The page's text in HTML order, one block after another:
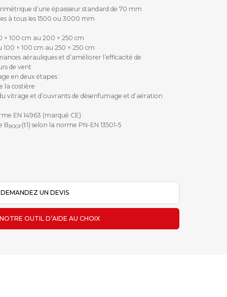
d’une épaisseur standard de 70 mm
à tous les 1500 ou 3000 mm
× 100 cm au 200 × 250 cm
100 × 100 cm au 250 × 250 cm
aérauliques et d’améliorer l’efficacité de
de vent
en deux étapes :
la costière
vitrage et d’ouvrants de désenfumage et d’aération
EN 14963 (marqué CE)
BROOF(t1) selon la norme PN-EN 13501-5
DEMANDEZ UN DEVIS
OUTIL D’AIDE AU CHOIX